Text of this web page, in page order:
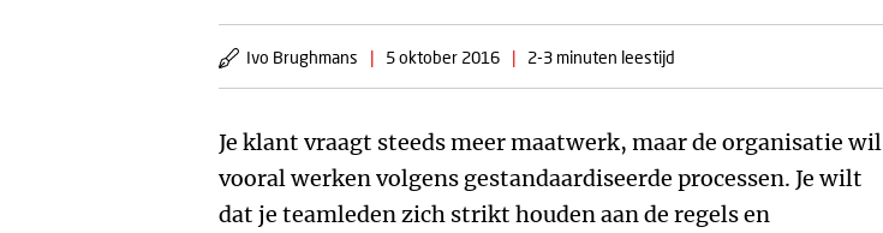
Ivo Brughmans | 5 oktober 2016 | 2-3 minuten leestijd
Je klant vraagt steeds meer maatwerk, maar de organisatie wil
vooral werken volgens gestandaardiseerde processen. Je wilt
dat je teamleden zich strikt houden aan de regels en